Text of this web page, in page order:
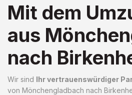
Mit dem
aus
nach
Wir sind Ihr vertrauenswürdiger
von Mönchengladbach nach